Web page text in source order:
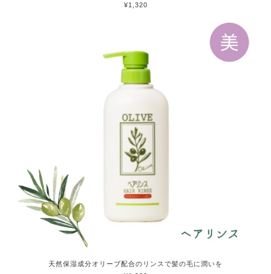
¥1,320
天然保湿成分オリーブ配合のリンスで髪の毛に潤いを